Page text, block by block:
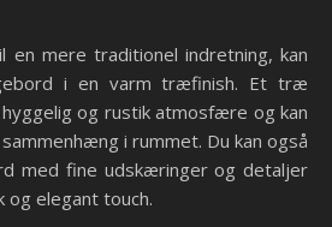
en mere traditionel indretning, kan
i en varm træfinish. Et træ
og rustik atmosfære og kan
i rummet. Du kan også
med fine udskæringer og detaljer
elegant touch.